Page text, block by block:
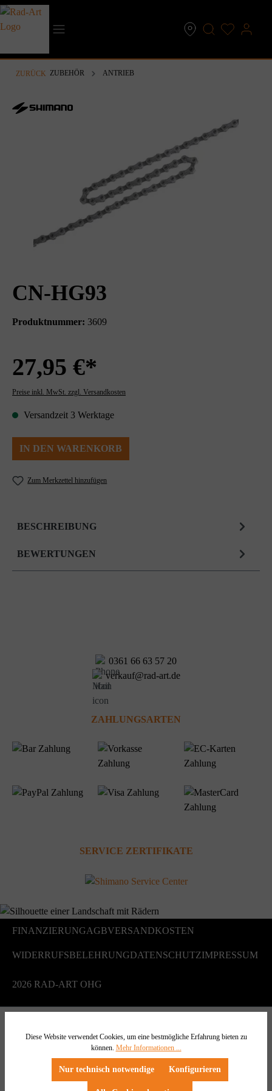
springen
ZURÜCK ZUBEHÖR ANTRIEB
CN-HG93
Produktnummer: 3609
27,95 €*
Preise inkl. MwSt. zzgl. Versandkosten
Versandzeit 3 Werktage
IN DEN WARENKORB
Zum Merkzettel hinzufügen
BESCHREIBUNG
BEWERTUNGEN
ZAHLUNGSARTEN
0361 66 63 57 20
verkauf@rad-art.de
SERVICE ZERTIFIKATE
2026 RAD-ART OHG
FINANZIERUNGAGBVERSANDKOSTEN
WIDERRUFSBELEHRUNGDATENSCHUTZIMPRESSUM
Diese Website verwendet Cookies, um eine bestmögliche Erfahrung bieten zu
können. Mehr Informationen ...
Nur technisch notwendige Konfigurieren